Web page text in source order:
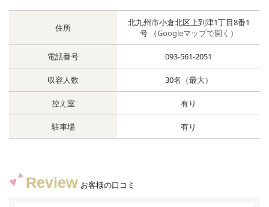
住所
北九州市小倉北区上到津1丁目8番1
号 （Googleマップで開く ）
電話番号 093-561-2051
収容人数 30名（最大）
控え室 有り
駐車場 有り
Review お客様の口コミ